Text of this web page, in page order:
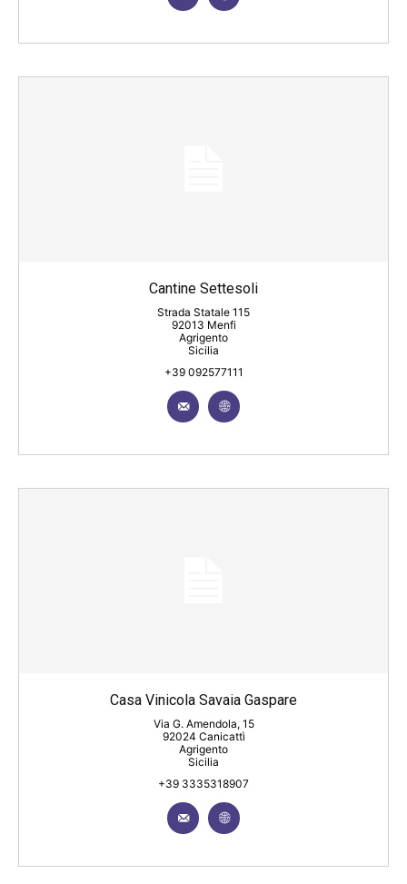
Cantine Settesoli
Strada Statale 115
92013 Menfi
Agrigento
Sicilia
+39 092577111
Casa Vinicola Savaia Gaspare
Via G. Amendola, 15
92024 Canicattì
Agrigento
Sicilia
+39 3335318907